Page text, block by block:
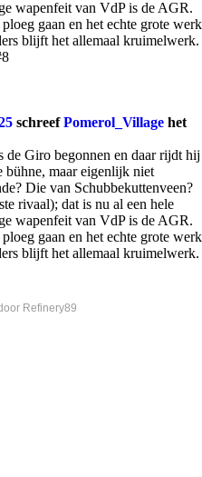
wapenfeit van VdP is de AGR.
gaan en het echte grote werk
blijft het allemaal kruimelwerk.
schreefPomerol_Village het
Giro begonnen en daar rijdt hij
maar eigenlijk niet
Die van Schubbekuttenveen?
rivaal); dat is nu al een hele
wapenfeit van VdP is de AGR.
gaan en het echte grote werk
blijft het allemaal kruimelwerk.
Refinery89